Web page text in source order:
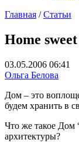
Главная / Статьи
Home
03.05.2006 06:41
Ольга Белова
Дом – это
будем хранить в
Что же такое Дом
архитектуры?